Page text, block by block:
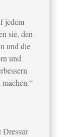
jedem
sie, den
und die
und
Dressur